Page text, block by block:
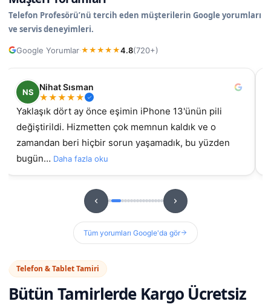
Telefon Profesörü’nü tercih eden müşterilerin Google yorumları
ve servis deneyimleri.
Google Yorumlar·★ ★ ★ ★ ★4.8(720+)
NS
Nihat Sısman
★★★★★
Yaklaşık dört ay önce eşimin iPhone 13'ünün pili
değiştirildi. Hizmetten çok memnun kaldık ve o
zamandan beri hiçbir sorun yaşamadık, bu yüzden
bugün… Daha fazla oku
Tüm yorumları Google'da gör
Telefon & Tablet Tamiri
Bütün Tamirlerde Kargo Ücretsiz